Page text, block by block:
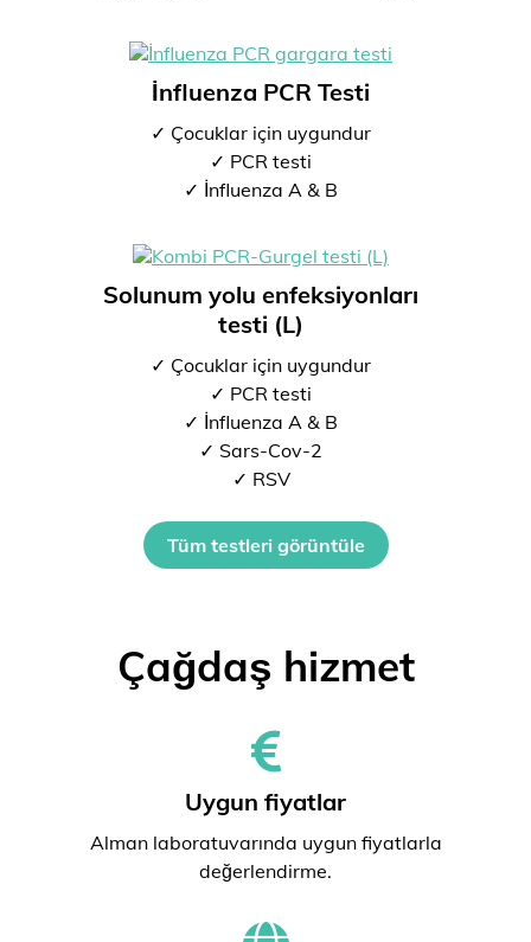
İnfluenza PCR Testi
✓ Çocuklar için uygundur
✓ PCR testi
✓ İnfluenza A & B
Solunum yolu enfeksiyonları
testi (L)
✓ Çocuklar için uygundur
✓ PCR testi
✓ İnfluenza A & B
✓ Sars-Cov-2
✓ RSV
Tüm testleri görüntüle
Çağdaş hizmet
Uygun fiyatlar
Alman laboratuvarında uygun fiyatlarla
değerlendirme.